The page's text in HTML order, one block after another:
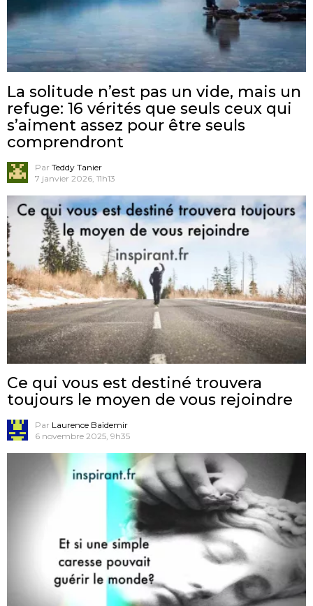
La solitude n’est pas un vide, mais un
refuge: 16 vérités que seuls ceux qui
s’aiment assez pour être seuls
comprendront
Par Teddy Tanier
7 janvier 2026, 11h13
Ce qui vous est destiné trouvera
toujours le moyen de vous rejoindre
Par Laurence Baïdemir
6 novembre 2025, 9h35